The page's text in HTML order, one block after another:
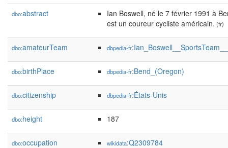
dbo:abstract
Ian Boswell, né le 7 février 1991 à
est un coureur cycliste américain. (fr)
dbo:amateurTeam dbpedia-fr
dbo:birthPlace dbpedia-fr:Bend_(Oregon)
dbo:citizenship dbpedia-fr:États-Unis
dbo:height 187
dbo:occupation wikidata:Q2309784